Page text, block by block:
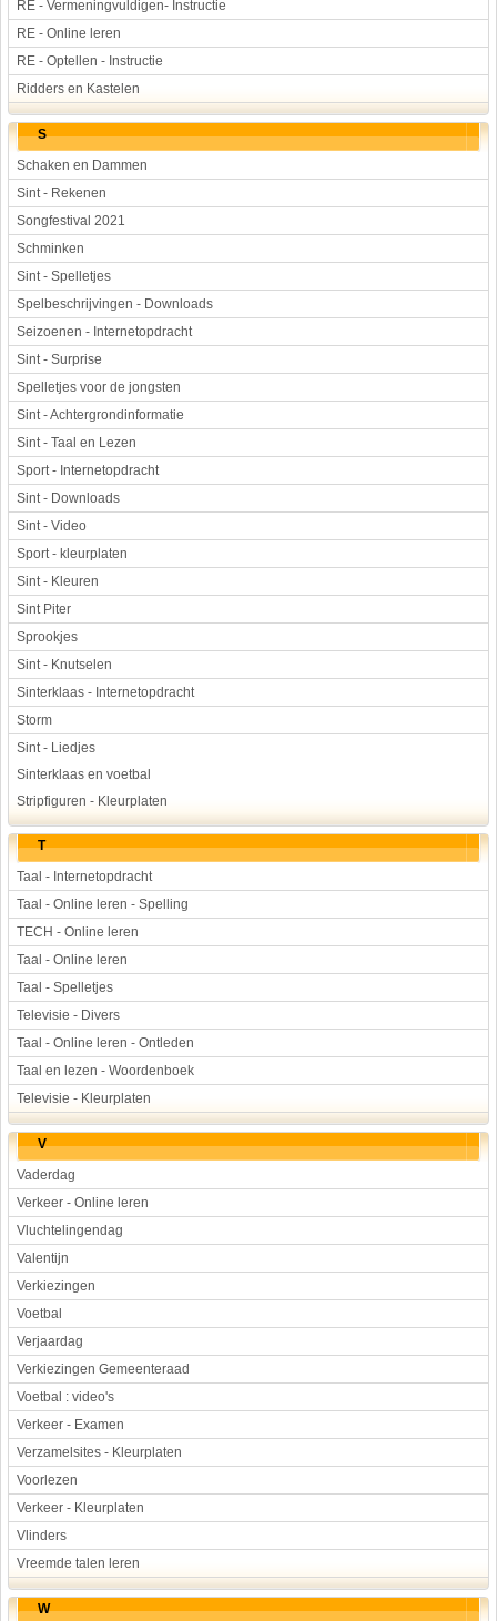
RE - Vermeningvuldigen- Instructie
RE - Online leren
RE - Optellen - Instructie
Ridders en Kastelen
S
Schaken en Dammen
Sint - Rekenen
Songfestival 2021
Schminken
Sint - Spelletjes
Spelbeschrijvingen - Downloads
Seizoenen - Internetopdracht
Sint - Surprise
Spelletjes voor de jongsten
Sint - Achtergrondinformatie
Sint - Taal en Lezen
Sport - Internetopdracht
Sint - Downloads
Sint - Video
Sport - kleurplaten
Sint - Kleuren
Sint Piter
Sprookjes
Sint - Knutselen
Sinterklaas - Internetopdracht
Storm
Sint - Liedjes
Sinterklaas en voetbal
Stripfiguren - Kleurplaten
T
Taal - Internetopdracht
Taal - Online leren - Spelling
TECH - Online leren
Taal - Online leren
Taal - Spelletjes
Televisie - Divers
Taal - Online leren - Ontleden
Taal en lezen - Woordenboek
Televisie - Kleurplaten
V
Vaderdag
Verkeer - Online leren
Vluchtelingendag
Valentijn
Verkiezingen
Voetbal
Verjaardag
Verkiezingen Gemeenteraad
Voetbal : video's
Verkeer - Examen
Verzamelsites - Kleurplaten
Voorlezen
Verkeer - Kleurplaten
Vlinders
Vreemde talen leren
W